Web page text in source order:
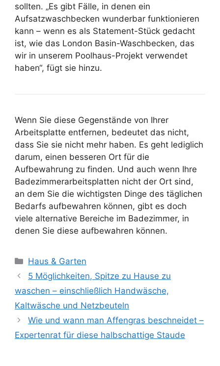
sollten. „Es gibt Fälle, in denen ein
Aufsatzwaschbecken wunderbar funktionieren
kann – wenn es als Statement-Stück gedacht
ist, wie das London Basin-Waschbecken, das
wir in unserem Poolhaus-Projekt verwendet
haben“, fügt sie hinzu.
Wenn Sie diese Gegenstände von Ihrer
Arbeitsplatte entfernen, bedeutet das nicht,
dass Sie sie nicht mehr haben. Es geht lediglich
darum, einen besseren Ort für die
Aufbewahrung zu finden. Und auch wenn Ihre
Badezimmerarbeitsplatten nicht der Ort sind,
an dem Sie die wichtigsten Dinge des täglichen
Bedarfs aufbewahren können, gibt es doch
viele alternative Bereiche im Badezimmer, in
denen Sie diese aufbewahren können.
Kategorien
Haus & Garten
5 Möglichkeiten, Spitze zu Hause zu
waschen – einschließlich Handwäsche,
Kaltwäsche und Netzbeuteln
Wie und wann man Affengras beschneidet –
Expertenrat für diese halbschattige Staude